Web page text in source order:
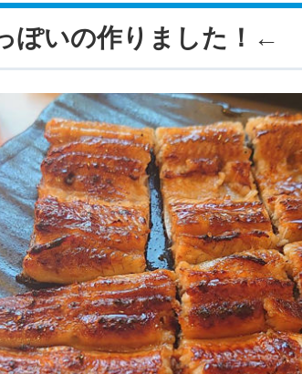
た富山のツバメが
【悲報】菊地亜美さん
、、
【悲報】外国人の医療
てはならない」→
【悲報】 上沼恵美子さ
JR東海社長、名
甲子園出場校 猛暑と資
ニバーサル）
【動画】野菜売りのお
性が消滅したらし
AIさん、ドラクエ6を
ｗｗｗｗ
球場裏で始まった乱闘
ってくれと業者が
【悲報】前輪が2輪あ
みにしてたら動物
ぽいの作りました！←